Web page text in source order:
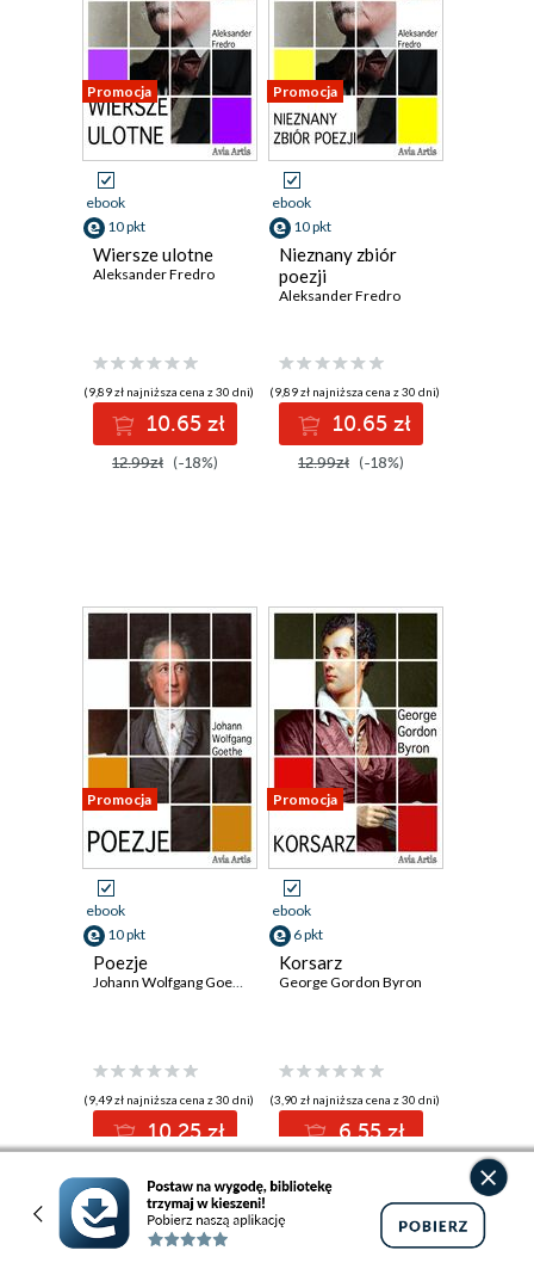
Promocja
ebook
10 pkt
Wiersze ulotne
Aleksander Fredro
(9,89 zł najniższa cena z 30 dni)
10.65 zł
12.99zł (-18%)
Promocja
ebook
10 pkt
Nieznany zbiór
poezji
Aleksander Fredro
(9,89 zł najniższa cena z 30 dni)
10.65 zł
12.99zł (-18%)
Promocja
ebook
10 pkt
Poezje
Johann Wolfgang Goethe
(9,49 zł najniższa cena z 30 dni)
10.25 zł
Promocja
ebook
6 pkt
Korsarz
George Gordon Byron
(3,90 zł najniższa cena z 30 dni)
6.55 zł